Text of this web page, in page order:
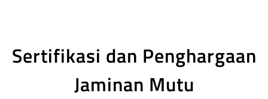
Sertifikasi dan Penghargaan
Jaminan Mutu